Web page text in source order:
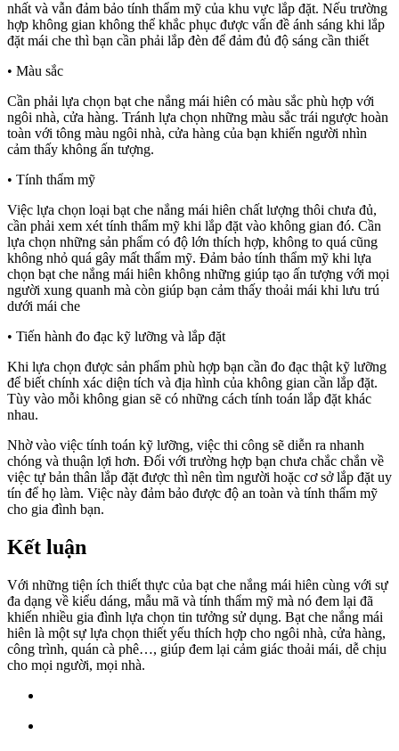
nhất và vẫn đảm bảo tính thẩm mỹ của khu vực lắp đặt. Nếu trường
hợp không gian không thể khắc phục được vấn đề ánh sáng khi lắp
đặt mái che thì bạn cần phải lắp đèn để đảm đủ độ sáng cần thiết
• Màu sắc
Cần phải lựa chọn bạt che nắng mái hiên có màu sắc phù hợp với
ngôi nhà, cửa hàng. Tránh lựa chọn những màu sắc trái ngược hoàn
toàn với tông màu ngôi nhà, cửa hàng của bạn khiến người nhìn
cảm thấy không ấn tượng.
• Tính thẩm mỹ
Việc lựa chọn loại bạt che nắng mái hiên chất lượng thôi chưa đủ,
cần phải xem xét tính thẩm mỹ khi lắp đặt vào không gian đó. Cần
lựa chọn những sản phẩm có độ lớn thích hợp, không to quá cũng
không nhỏ quá gây mất thẩm mỹ. Đảm bảo tính thẩm mỹ khi lựa
chọn bạt che nắng mái hiên không những giúp tạo ấn tượng với mọi
người xung quanh mà còn giúp bạn cảm thấy thoải mái khi lưu trú
dưới mái che
• Tiến hành đo đạc kỹ lưỡng và lắp đặt
Khi lựa chọn được sản phẩm phù hợp bạn cần đo đạc thật kỹ lưỡng
để biết chính xác diện tích và địa hình của không gian cần lắp đặt.
Tùy vào mỗi không gian sẽ có những cách tính toán lắp đặt khác
nhau.
Nhờ vào việc tính toán kỹ lưỡng, việc thi công sẽ diễn ra nhanh
chóng và thuận lợi hơn. Đối với trường hợp bạn chưa chắc chắn về
việc tự bản thân lắp đặt được thì nên tìm người hoặc cơ sở lắp đặt uy
tín để họ làm. Việc này đảm bảo được độ an toàn và tính thẩm mỹ
cho gia đình bạn.
Kết luận
Với những tiện ích thiết thực của bạt che nắng mái hiên cùng với sự
đa dạng về kiểu dáng, mẫu mã và tính thẩm mỹ mà nó đem lại đã
khiến nhiều gia đình lựa chọn tin tưởng sử dụng. Bạt che nắng mái
hiên là một sự lựa chọn thiết yếu thích hợp cho ngôi nhà, cửa hàng,
công trình, quán cà phê…, giúp đem lại cảm giác thoải mái, dễ chịu
cho mọi người, mọi nhà.